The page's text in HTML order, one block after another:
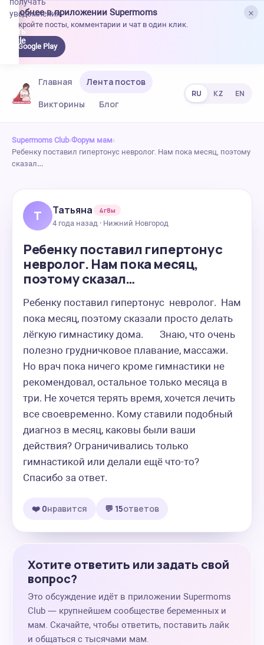
×
Удобнее в приложении Supermoms
Откройте посты, комментарии и чат в один клик.
Google Play
уведомления.
Главная
Лента постов
Викторины
Блог
RU KZ EN
Supermoms Club›Форум мам›
Ребенку поставил гипертонус невролог. Нам пока месяц, поэтому
сказал…
Т Татьяна
4г8м
4 года назад · Нижний Новгород
Ребенку поставил гипертонус
невролог. Нам пока месяц,
поэтому сказал…
Ребенку поставил гипертонус  невролог.  Нам
пока месяц, поэтому сказали просто делать
лёгкую гимнастику дома.       Знаю, что очень
полезно грудничковое плавание, массажи.
Но врач пока ничего кроме гимнастики не
рекомендовал, остальное только месяца в
три. Не хочется терять время, хочется лечить
все своевременно. Кому ставили подобный
диагноз в месяц, каковы были ваши
действия? Ограничивались только
гимнастикой или делали ещё что-то?
Спасибо за ответ.
❤️ 0нравится 💬 15ответов
Хотите ответить или задать свой
вопрос?
Это обсуждение идёт в приложении Supermoms
Club — крупнейшем сообществе беременных и
мам. Скачайте, чтобы ответить, поставить лайк
и общаться с тысячами мам.